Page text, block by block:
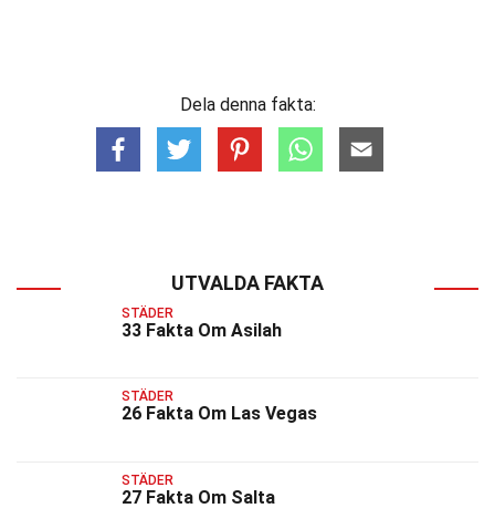
Dela denna fakta:
UTVALDA FAKTA
STÄDER
33 Fakta Om Asilah
STÄDER
26 Fakta Om Las Vegas
STÄDER
27 Fakta Om Salta